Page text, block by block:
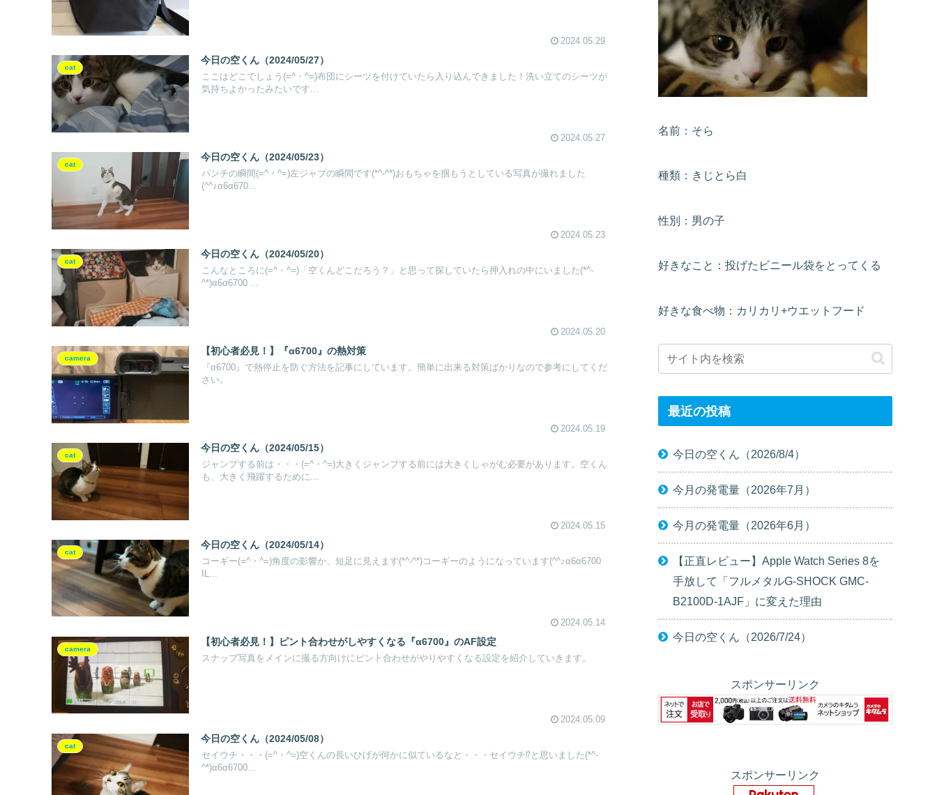
2024.05.29
cat
今日の空くん（2024/05/27）
ここはどこでしょう(=^・^=)布団にシーツを付けていたら入り込んできました！洗い立てのシーツが
気持ちよかったみたいです...
2024.05.27
cat
今日の空くん（2024/05/23）
パンチの瞬間(=^・^=)左ジャブの瞬間です(*^-^*)おもちゃを掴もうとしている写真が撮れました
(^^♪α6α670...
2024.05.23
cat
今日の空くん（2024/05/20）
こんなところに(=^・^=)「空くんどこだろう？」と思って探していたら押入れの中にいました(*^-
^*)α6α6700 ...
2024.05.20
camera
【初心者必見！】『α6700』の熱対策
『α6700』で熱停止を防ぐ方法を記事にしています。簡単に出来る対策ばかりなので参考にしてくだ
さい。
2024.05.19
cat
今日の空くん（2024/05/15）
ジャンプする前は・・・(=^・^=)大きくジャンプする前には大きくしゃがむ必要があります。空くん
も、大きく飛躍するために...
2024.05.15
cat
今日の空くん（2024/05/14）
コーギー(=^・^=)角度の影響か、短足に見えます(*^-^*)コーギーのようになっています(^^♪α6α6700
IL...
2024.05.14
camera
【初心者必見！】ピント合わせがしやすくなる『α6700』のAF設定
スナップ写真をメインに撮る方向けにピント合わせがやりやすくなる設定を紹介していきます。
2024.05.09
cat
今日の空くん（2024/05/08）
セイウチ・・・(=^・^=)空くんの長いひげが何かに似ているなと・・・セイウチ⁉と思いました(*^-
^*)α6α6700...
名前：そら
種類：きじとら白
性別：男の子
好きなこと：投げたビニール袋をとってくる
好きな食べ物：カリカリ+ウエットフード
最近の投稿
今日の空くん（2026/8/4）
今月の発電量（2026年7月）
今月の発電量（2026年6月）
【正直レビュー】Apple Watch Series 8を
手放して「フルメタルG-SHOCK GMC-
B2100D-1AJF」に変えた理由
今日の空くん（2026/7/24）
スポンサーリンク
スポンサーリンク